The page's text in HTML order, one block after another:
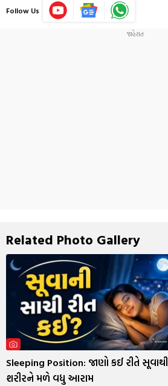
Follow Us
Related Photo Gallery
Sleeping Position: જાણો કઈ રીતે સૂવાથી
શરીરને મળે વધુ આરામ